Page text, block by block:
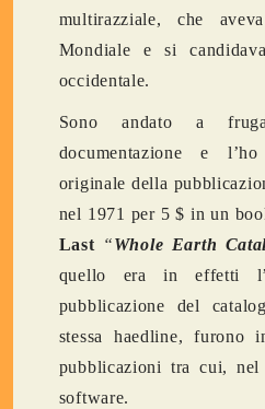
multirazziale, che
Mondiale e si
occidentale.
Sono andato a
documentazione e
originale della
nel 1971 per 5 $ in un
Last “Whole Earth
quello era in effetti
pubblicazione del
stessa haedline, furono
pubblicazioni tra cui,
software.